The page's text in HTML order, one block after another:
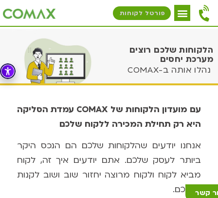
פורטל לקוחות
קשר
הלקוחות שלכם רוצים
מערכת יחסים
נהלו אותה ב-COMAX
עם מועדון הלקוחות של COMAX עמדת הסליקה
היא רק תחילת המכירה ללקוח שלכם
אנחנו יודעים שהלקוחות שלכם הם הנכס היקר
ביותר לעסק שלכם. אתם יודעים איך זה, לקוח
מביא לקוח ולקוח מרוצה יחזור שוב ושוב לקנות
אצלכם.